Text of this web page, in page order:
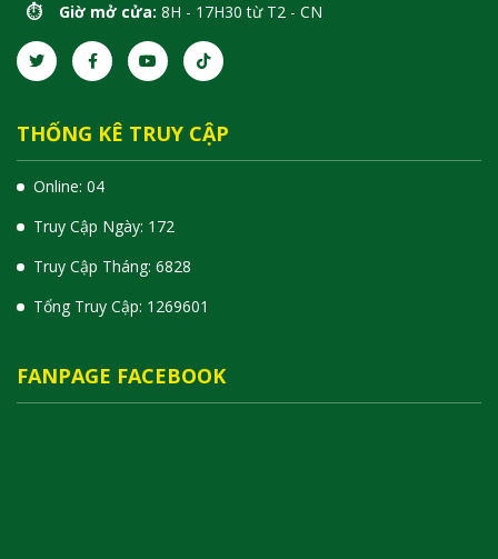
⏱️ Giờ mở cửa: 8H - 17H30 từ T2 - CN
THỐNG KÊ TRUY CẬP
Online: 04
Truy Cập Ngày: 172
Truy Cập Tháng: 6828
Tổng Truy Cập: 1 269601
FANPAGE FACEBOOK